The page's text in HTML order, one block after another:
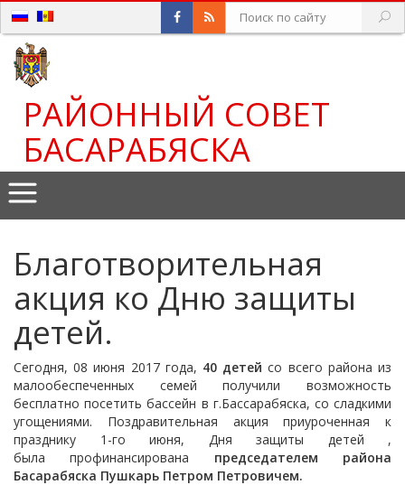
РАЙОННЫЙ СОВЕТ
БАСАРАБЯСКА
Благотворительная
акция ко Дню защиты
детей.
Сегодня, 08 июня 2017 года, 40 детей со всего района из
малообеспеченных семей получили возможность
бесплатно посетить бассейн в г.Бассарабяска, со сладкими
угощениями. Поздравительная акция приуроченная к
празднику 1-го июня, Дня защиты детей ,
была профинансирована председателем района
Басарабяска Пушкарь Петром Петровичем.